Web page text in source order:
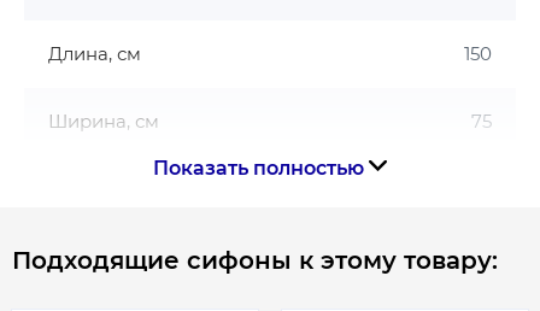
Длина, см 150
Ширина, см 75
Гарантия
Показать полностью
Подходящие сифоны к этому товару: